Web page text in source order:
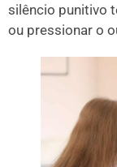
silêncio punitivo
ou pressionar o